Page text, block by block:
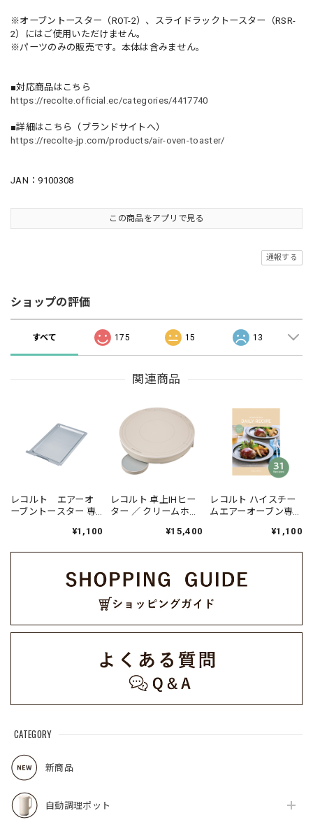
CATEGORY
新商品
自動調理ポット
※オーブントースター（ROT-2）、スライドラックトースター（RSR-
2）にはご使用いただけません。
※パーツのみの販売です。本体は含みません。
■対応商品はこちら
https://recolte.official.ec/categories/4417740
■詳細はこちら（ブランドサイトへ）
https://recolte-jp.com/products/air-oven-toaster/
JAN：9100308
この商品をアプリで見る
通報する
ショップの評価
すべて 175 15 13
関連商品
レコルト エアーオ
ーブントースター 専
RFT-1PT（対応型¥1,100
レコルト 卓上IHヒー
ター ／ クリームホワ
¥15,400
レコルト ハイスチー
ムエアーオーブン専
¥1,100